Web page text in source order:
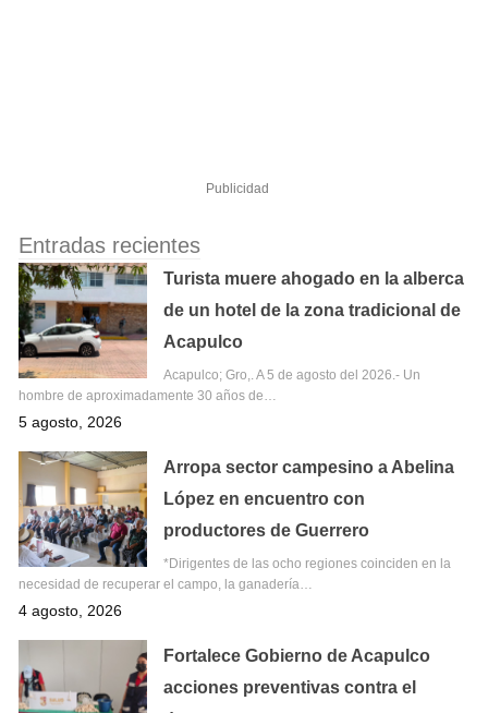
Publicidad
Entradas recientes
Turista muere ahogado en la alberca
de un hotel de la zona tradicional de
Acapulco
Acapulco; Gro,. A 5 de agosto del 2026.- Un
hombre de aproximadamente 30 años de…
5 agosto, 2026
Arropa sector campesino a Abelina
López en encuentro con
productores de Guerrero
*Dirigentes de las ocho regiones coinciden en la
necesidad de recuperar el campo, la ganadería…
4 agosto, 2026
Fortalece Gobierno de Acapulco
acciones preventivas contra el